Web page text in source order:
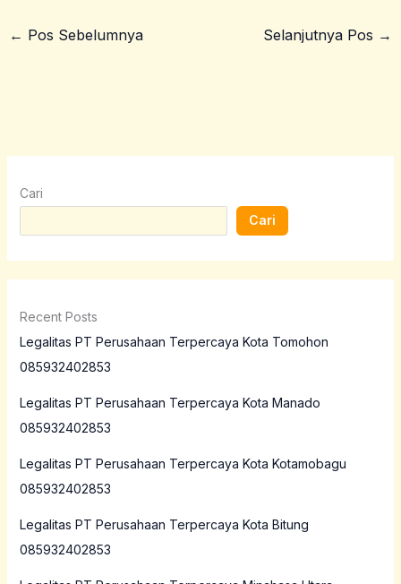
← Pos Sebelumnya Selanjutnya Pos →
Cari
Cari
Recent Posts
Legalitas PT Perusahaan Terpercaya Kota Tomohon
085932402853
Legalitas PT Perusahaan Terpercaya Kota Manado
085932402853
Legalitas PT Perusahaan Terpercaya Kota Kotamobagu
085932402853
Legalitas PT Perusahaan Terpercaya Kota Bitung
085932402853